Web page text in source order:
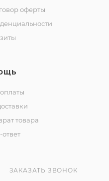
оферты
товара
ЗАКАЗАТЬ ЗВОНОК